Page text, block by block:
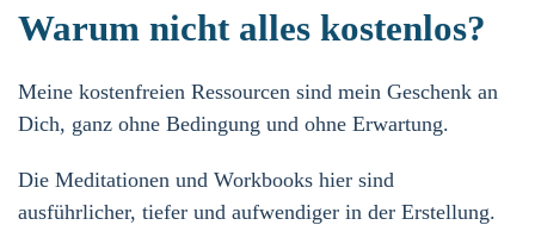
Warum nicht alles kostenlos?
Meine kostenfreien Ressourcen sind mein Geschenk an
Dich, ganz ohne Bedingung und ohne Erwartung.
Die Meditationen und Workbooks hier sind
ausführlicher, tiefer und aufwendiger in der Erstellung.